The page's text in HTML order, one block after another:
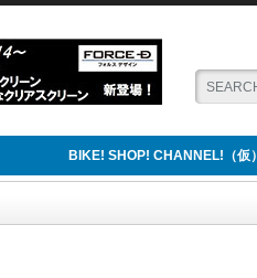
BIKE! SHOP! CHANNEL!（仮）